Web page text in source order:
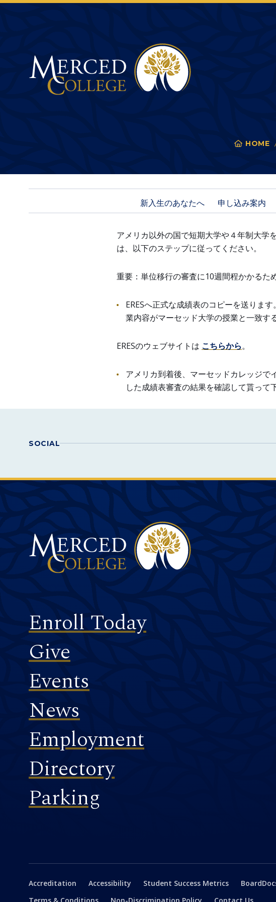
HOME
新入生のあなたへ 申し込み案内
アメリカ以外の国で短期大学や４年制大学
は、以下のステップに従ってください。
重要：単位移行の審査に10週間程かかるた
ERESへ正式な成績表のコピーを送りま
業内容がマーセッド大学の授業と一致す
ERESのウェブサイトは こちらから。
アメリカ到着後、マーセッドカレッジで
した成績表審査の結果を確認して貰って
SOCIAL
Footer
Enroll Today
Give
Events
News
Employment
Directory
Parking
Secondary
Accreditation Accessibility Student Success Metrics